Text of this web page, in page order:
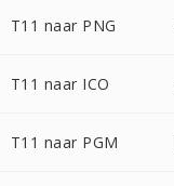
T11 naar PNG
T11 naar ICO
T11 naar PGM